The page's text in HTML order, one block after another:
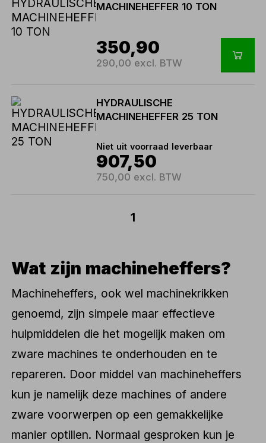
MACHINEHEFFER 10 TON
350,90
290,00 excl. BTW
HYDRAULISCHE
MACHINEHEFFER 25 TON
Niet uit voorraad leverbaar
907,50
750,00 excl. BTW
1
Wat zijn machineheffers?
Machineheffers, ook wel machinekrikken
genoemd, zijn simpele maar effectieve
hulpmiddelen die het mogelijk maken om
zware machines te onderhouden en te
repareren. Door middel van machineheffers
kun je namelijk deze machines of andere
zware voorwerpen op een gemakkelijke
manier optillen. Normaal gesproken kun je